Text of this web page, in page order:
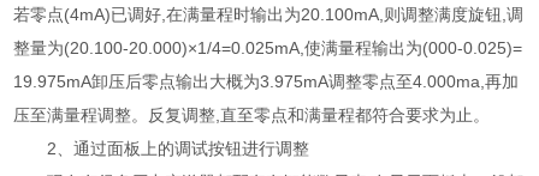
若零点(4mA)已调好,在满量程时输出为20.100mA,则调整满度旋钮,调
整量为(20.100-20.000)×1/4=0.025mA,使满量程输出为(000-0.025)=
19.975mA卸压后零点输出大概为3.975mA调整零点至4.000ma,再加
压至满量程调整。反复调整,直至零点和满量程都符合要求为止。
2、通过面板上的调试按钮进行调整